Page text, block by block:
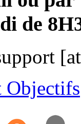
de
Objectifs